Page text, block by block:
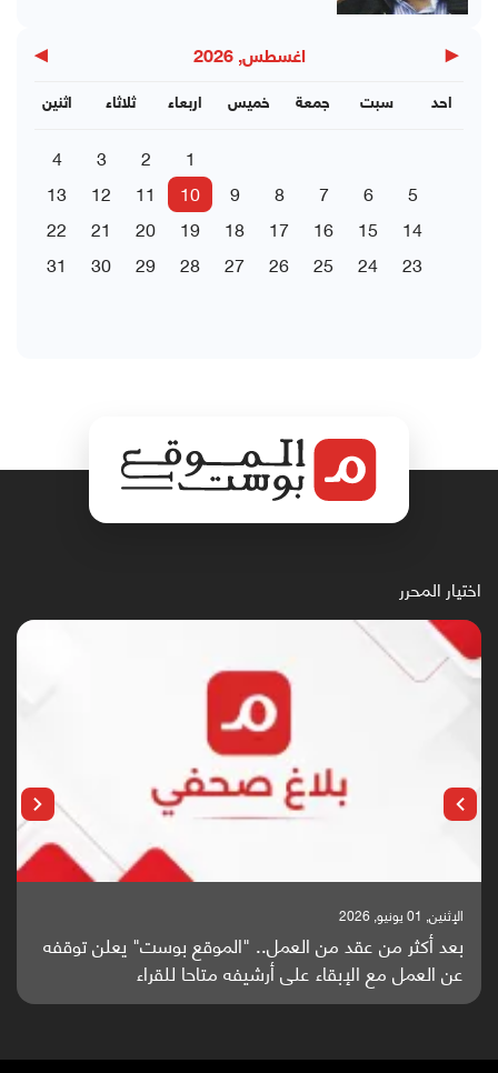
◀ اغسطس, 2026 ▶
اثنين ثلاثاء اربعاء خميس جمعة سبت احد
1
2
3
4
5
6
7
8
9
10
11
12
13
14
15
16
17
18
19
20
21
22
23
24
25
26
27
28
29
30
31
اختيار المحرر
الإثنين, 25 مايو, 2026
باحثون من اليمن يدخلون سباق أبحاث ألزهايمر بدراسة
واعدة منشورة عالميا (ترجمة)